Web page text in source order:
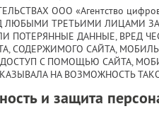
ООО «Агентство
ЛЮБЫМИ ТРЕТЬИМИ ЛИЦАМИ
ПОТЕРЯННЫЕ ДАННЫЕ, ВРЕД
СОДЕРЖИМОГО САЙТА,
С ПОМОЩЬЮ САЙТА,
НА ВОЗМОЖНОСТЬ
и защита